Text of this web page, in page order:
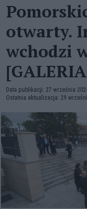
otwarty.
wchodzi
Data publikacji: 27 września
Ostatnia aktualizacja: 29